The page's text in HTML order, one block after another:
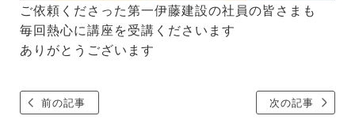
ご依頼くださった第一伊藤建設の社員の皆さまも
毎回熱心に講座を受講くださいます
ありがとうございます
前の記事 次の記事